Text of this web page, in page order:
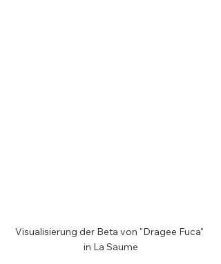
Visualisierung der Beta von "Dragee Fuca"
in La Saume